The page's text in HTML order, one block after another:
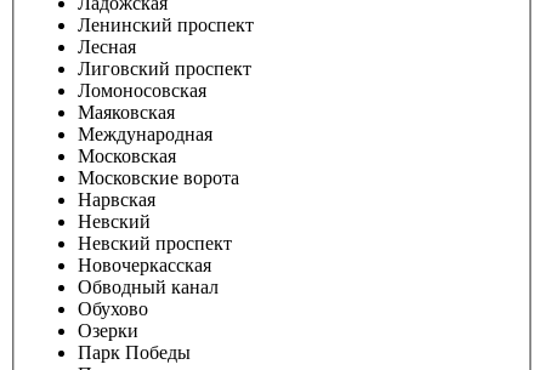
Ленинский проспект
Лесная
Лиговский проспект
Ломоносовская
Маяковская
Международная
Московская
Московские ворота
Нарвская
Невский
Невский проспект
Новочеркасская
Обводный канал
Обухово
Озерки
Парк Победы